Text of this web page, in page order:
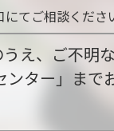
てご相談くださ
うえ、ご不明
ンター」まで